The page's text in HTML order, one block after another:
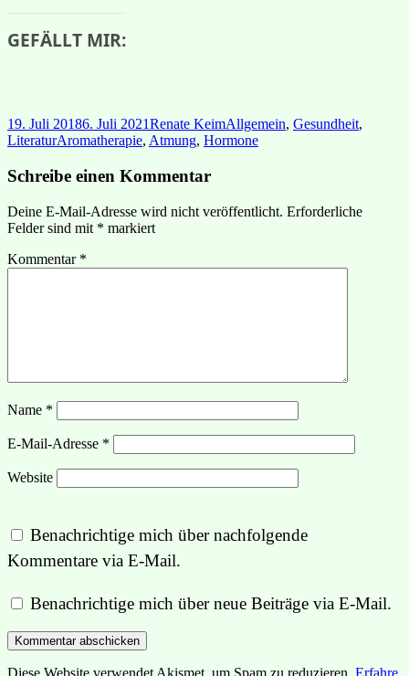
GEFÄLLT MIR:
Veröffentlicht
am
19. Juli 20186. Juli 2021Autor
Renate KeimKategorien
Allgemein, Gesundheit,
LiteraturSchlagwörter
Aromatherapie, Atmung, Hormone
Schreibe einen Kommentar
Deine E-Mail-Adresse wird nicht veröffentlicht. Erforderliche
Felder sind mit * markiert
Kommentar *
Name *
E-Mail-Adresse *
Website
Benachrichtige mich über nachfolgende
Kommentare via E-Mail.
Benachrichtige mich über neue Beiträge via E-Mail.